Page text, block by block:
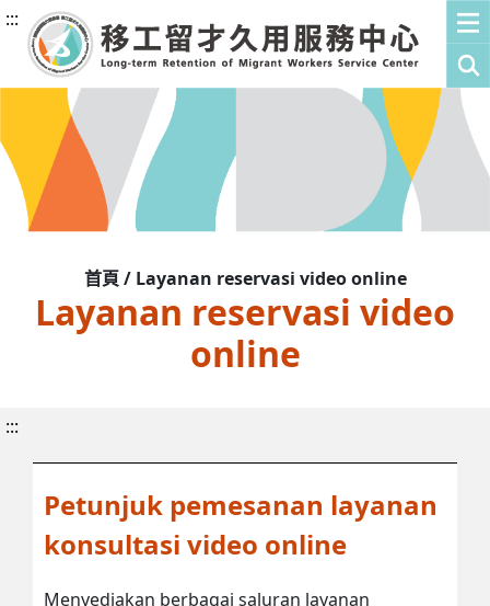
:::
首頁 / Layanan reservasi video online
Layanan reservasi video
online
:::
Petunjuk pemesanan layanan
konsultasi video online
Menyediakan berbagai saluran layanan